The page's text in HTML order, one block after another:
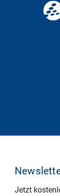
Jetzt